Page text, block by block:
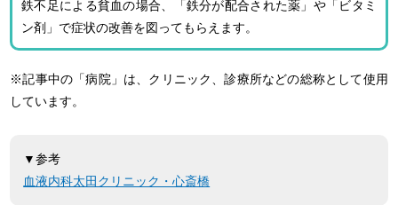
鉄不足による貧血の場合、「鉄分が配合された薬」や「ビタミ
ン剤」で症状の改善を図ってもらえます。
※記事中の「病院」は、クリニック、診療所などの総称として使用
しています。
▼参考
血液内科太田クリニック・心斎橋